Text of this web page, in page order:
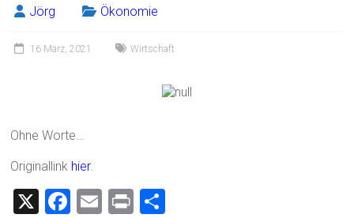
Jörg Ökonomie
16 März, 2021 Wirtschaft
Ohne Worte…
Originallink hier.
X
F
E
Pr